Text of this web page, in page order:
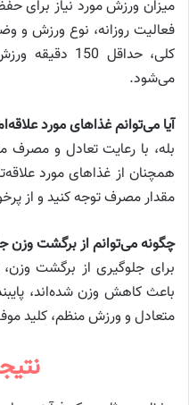
میزان ورزش مورد نیاز برای
فعالیت روزانه، نوع ورزش و
کلی، حداقل
می‌شود.
آیا می‌توانم غذاهای مورد
بله، با رعایت تعادل و مصرف
همچنان از غذاهای مورد
مقدار مصرف توجه کنید و از
چگونه می‌توانم از برگشت وزن
برای جلوگیری از برگشت
باعث کاهش وزن شده‌اند،
متعادل و ورزش منظم، کلید